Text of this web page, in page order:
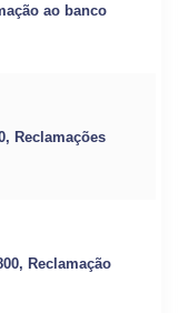
ao banco
Reclamações
Reclamação